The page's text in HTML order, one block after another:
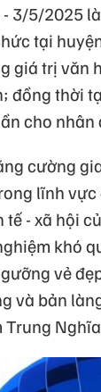
3/5/2025
tại
giá trị văn
đồng thời
cho nhân
cường
lĩnh
- xã hội
khó
vẻ
và bản
Trung